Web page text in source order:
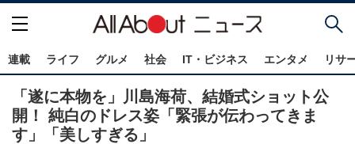
連載 ライフ グルメ 社会 IT・ビジネス エンタメ リサ
「遂に本物を」川島海荷、結婚式ショット公
開！ 純白のドレス姿「緊張が伝わってきま
す」「美しすぎる」